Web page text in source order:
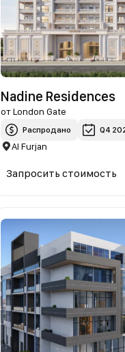
Nadine Residences
отLondon Gate
Распродано Q4
Al Furjan
Запросить стоимость